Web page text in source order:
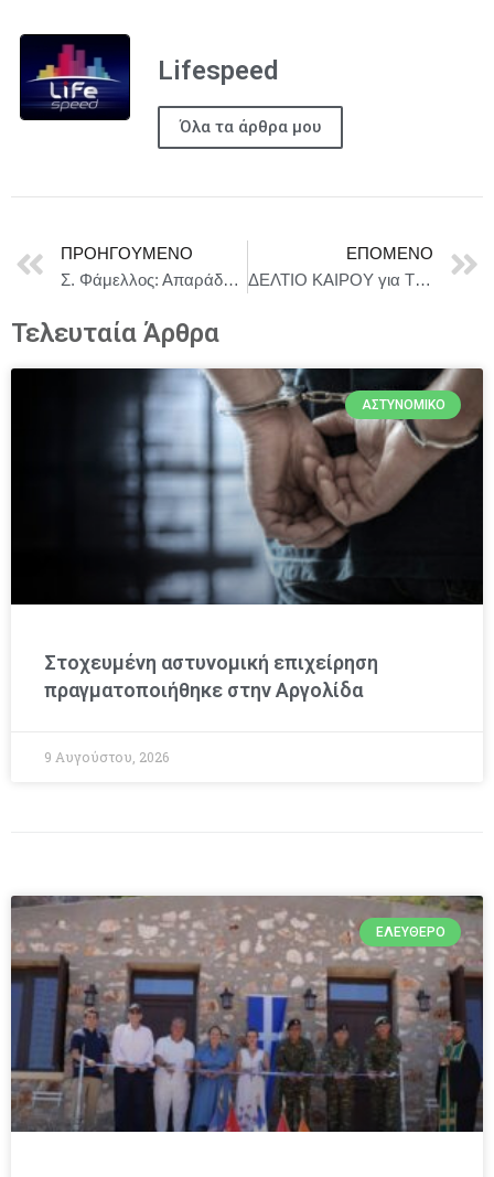
Lifespeed
Όλα τα άρθρα μου
ΠΡΟΗΓΟΎΜΕΝΟ
Σ. Φάμελλος: Απαράδεκτη η επέμβαση του Ισραήλ στο πλοίο Madleen
ΕΠΌΜΕΝΟ
ΔΕΛΤΙΟ ΚΑΙΡΟΥ για Τρίτη 10/6
Τελευταία Άρθρα
ΑΣΤΥΝΟΜΙΚΌ
Στοχευμένη αστυνομική επιχείρηση
πραγματοποιήθηκε στην Αργολίδα
9 Αυγούστου, 2026
ΕΛΕΎΘΕΡΟ